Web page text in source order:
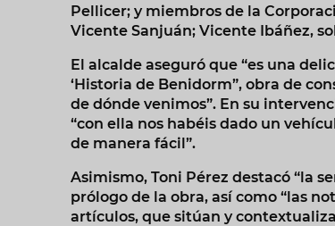
Pellicer; y miembros de la
Vicente Sanjuán; Vicente Ibáñez,
El alcalde aseguró que “es una
‘Historia de Benidorm”, obra de
de dónde venimos”. En su
“con ella nos habéis dado un
de manera fácil”.
Asimismo, Toni Pérez destacó “la
prólogo de la obra, así como “las
artículos, que sitúan y